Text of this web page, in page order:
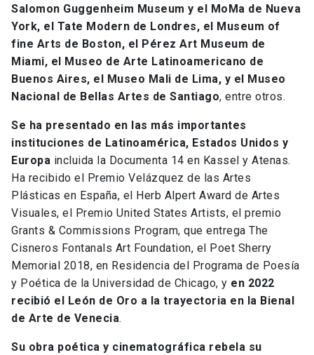
Salomon Guggenheim Museum y el MoMa de Nueva
York, el Tate Modern de Londres, el Museum of
fine Arts de Boston, el Pérez Art Museum de
Miami, el Museo de Arte Latinoamericano de
Buenos Aires, el Museo Mali de Lima, y el Museo
Nacional de Bellas Artes de Santiago, entre otros.
Se ha presentado en las más importantes
instituciones de Latinoamérica, Estados Unidos y
Europa incluida la Documenta 14 en Kassel y Atenas.
Ha recibido el Premio Velázquez de las Artes
Plásticas en España, el Herb Alpert Award de Artes
Visuales, el Premio United States Artists, el premio
Grants & Commissions Program, que entrega The
Cisneros Fontanals Art Foundation, el Poet Sherry
Memorial 2018, en Residencia del Programa de Poesía
y Poética de la Universidad de Chicago, y en 2022
recibió el León de Oro a la trayectoria en la Bienal
de Arte de Venecia.
Su obra poética y cinematográfica rebela su